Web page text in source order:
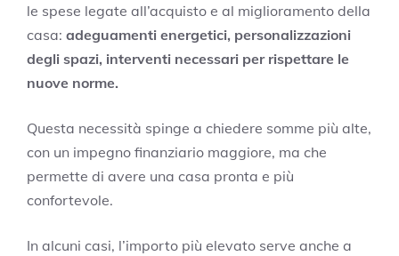
le spese legate all’acquisto e al miglioramento della
casa: adeguamenti energetici, personalizzazioni
degli spazi, interventi necessari per rispettare le
nuove norme.
Questa necessità spinge a chiedere somme più alte,
con un impegno finanziario maggiore, ma che
permette di avere una casa pronta e più
confortevole.
In alcuni casi, l’importo più elevato serve anche a